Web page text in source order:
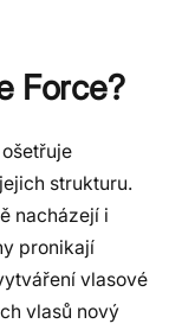
Force?
strukturu.
nacházejí i
pronikají
vlasové
vlasů nový